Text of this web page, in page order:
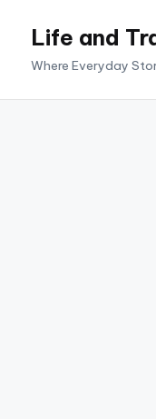
Life and
Where Everyday